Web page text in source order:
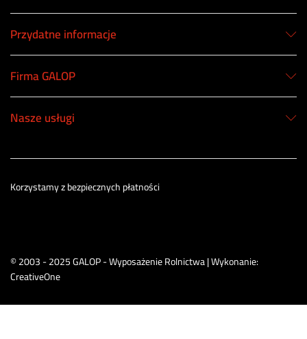
Przydatne informacje
Firma GALOP
Nasze usługi
© 2003 - 2025 GALOP - Wyposażenie Rolnictwa | Wykonanie:
CreativeOne
Korzystamy z bezpiecznych płatności